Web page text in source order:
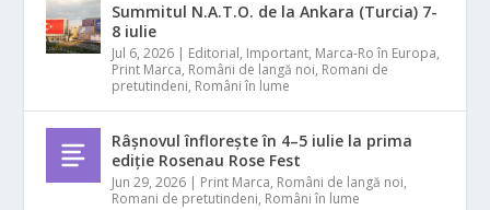
Summitul N.A.T.O. de la Ankara (Turcia) 7-
8 iulie
Jul 6, 2026 | Editorial, Important, Marca-Ro în Europa,
Print Marca, Români de langă noi, Romani de
pretutindeni, Români în lume
Râșnovul înflorește în 4–5 iulie la prima
ediție Rosenau Rose Fest
Jun 29, 2026 | Print Marca, Români de langă noi,
Romani de pretutindeni, Români în lume